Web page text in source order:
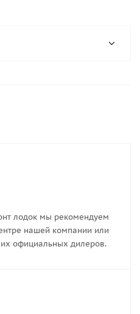
лодок мы рекомендуем
нашей компании или
официальных дилеров.